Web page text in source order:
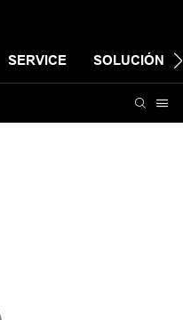
SERVICE SOLUCIÓN